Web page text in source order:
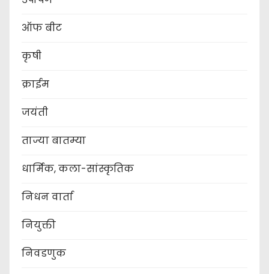
ऑफ बीट
कृषी
क्राईम
जयंती
ताज्या बातम्या
धार्मिक, कला-सांस्कृतिक
निधन वार्ता
नियुक्ती
निवडणुक